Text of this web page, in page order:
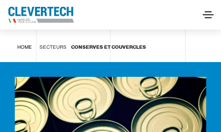
HOME SECTEURS CONSERVES ET COUVERCLES